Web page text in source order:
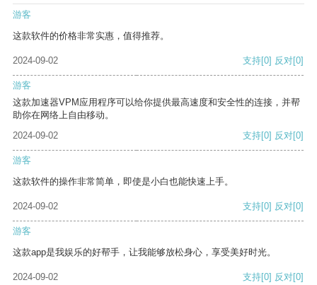
游客
这款软件的价格非常实惠，值得推荐。
2024-09-02 支持[0] 反对[0]
游客
这款加速器VPM应用程序可以给你提供最高速度和安全性的连接，并帮
助你在网络上自由移动。
2024-09-02
支持[0] 反对[0]
游客
这款软件的操作非常简单，即使是小白也能快速上手。
2024-09-02 支持[0] 反对[0]
游客
这款app是我娱乐的好帮手，让我能够放松身心，享受美好时光。
2024-09-02 支持[0] 反对[0]